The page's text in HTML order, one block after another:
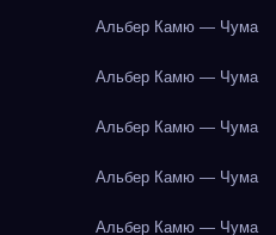
Альбер Камю — Чума
Альбер Камю — Чума
Альбер Камю — Чума
Альбер Камю — Чума
Альбер Камю — Чума